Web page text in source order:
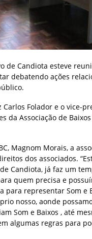
de Candiota esteve
debatendo ações
Folador e o vice-
da Associação de
Magnom Morais, a
dos associados.
Candiota, já faz um
quem precisa e
para representar Som e
nosso, aonde
Som e Baixos , até
algumas regras para